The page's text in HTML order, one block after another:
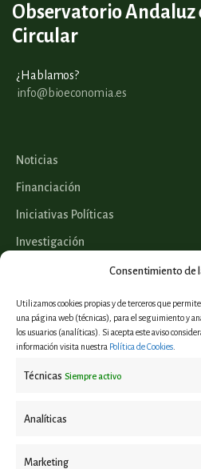
Consentimiento de
Utilizamos cookies propias y de terceros que
una página web (técnicas), para el seguimiento y
los usuarios (analíticas). Si acepta este aviso
información visita nuestra Política de Cookies
Técnicas Siempre activo
Analíticas
Marketing
Observatorio Andaluz
Circular
¿Hablamos?
info@bioeconomia.es
Noticias
Financiación
Iniciativas Políticas
Investigación
Proyectos
Eventos